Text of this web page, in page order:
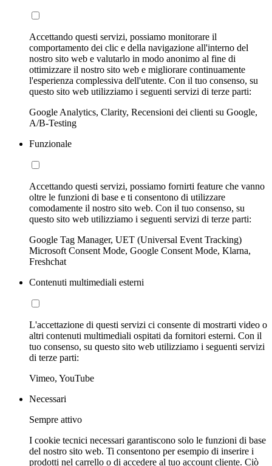
Accettando questi servizi, possiamo monitorare il
comportamento dei clic e della navigazione all'interno del
nostro sito web e valutarlo in modo anonimo al fine di
ottimizzare il nostro sito web e migliorare continuamente
l'esperienza complessiva dell'utente. Con il tuo consenso, su
questo sito web utilizziamo i seguenti servizi di terze parti:
Google Analytics, Clarity, Recensioni dei clienti su Google,
A/B-Testing
Funzionale
Accettando questi servizi, possiamo fornirti feature che vanno
oltre le funzioni di base e ti consentono di utilizzare
comodamente il nostro sito web. Con il tuo consenso, su
questo sito web utilizziamo i seguenti servizi di terze parti:
Google Tag Manager, UET (Universal Event Tracking)
Microsoft Consent Mode, Google Consent Mode, Klarna,
Freshchat
Contenuti multimediali esterni
L'accettazione di questi servizi ci consente di mostrarti video o
altri contenuti multimediali ospitati da fornitori esterni. Con il
tuo consenso, su questo sito web utilizziamo i seguenti servizi
di terze parti:
Vimeo, YouTube
Necessari
Sempre attivo
I cookie tecnici necessari garantiscono solo le funzioni di base
del nostro sito web. Ti consentono per esempio di inserire i
prodotti nel carrello o di accedere al tuo account cliente. Ciò